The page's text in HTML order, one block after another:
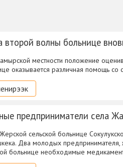
второй волны больнице
местности положение
оказывается различная помощь со
предприниматели села
сельской больнице
Два молодых
больнице необходимые